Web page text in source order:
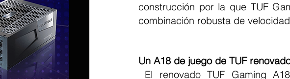
construcción por la que TUF
combinación robusta de
Un A18 de juego de TUF